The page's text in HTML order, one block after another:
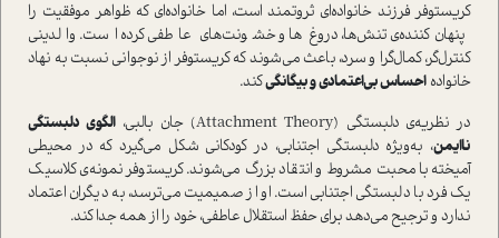
کریستوفر فرزند خانواده‌ای ثروتمند است، اما خانواده‌ای که ظواهر موفقیت را
پنهان‌کننده‌ی تنش‌ها، دروغ‌ها و خشونت‌های عاطفی کرده است. والدینی
کنترل‌گر، کمال‌گرا و سرد، باعث می‌شوند که کریستوفر از نوجوانی نسبت به نهاد
خانواده احساس بی‌اعتمادی و بیگانگیکند.
در نظریه‌ی دلبستگی (Attachment Theory) جان بالبی،
الگوی دلبستگی
ناایمن، به‌ویژه دلبستگی اجتنابی، در کودکانی شکل می‌گیرد که در محیطی
آمیخته با محبت مشروط و انتقاد بزرگ می‌شوند. کریستوفر نمونه‌ی کلاسیک
یک فرد با دلبستگی اجتنابی است. او از صمیمیت می‌ترسد، به دیگران اعتماد
ندارد و ترجیح می‌دهد برای حفظ استقلال عاطفی، خود را از همه جدا کند.